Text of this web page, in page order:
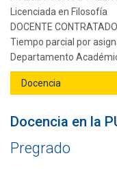
Licenciada en Filosofía
DOCENTE
Tiempo parcial por
Departamento
Docencia en la
Pregrado